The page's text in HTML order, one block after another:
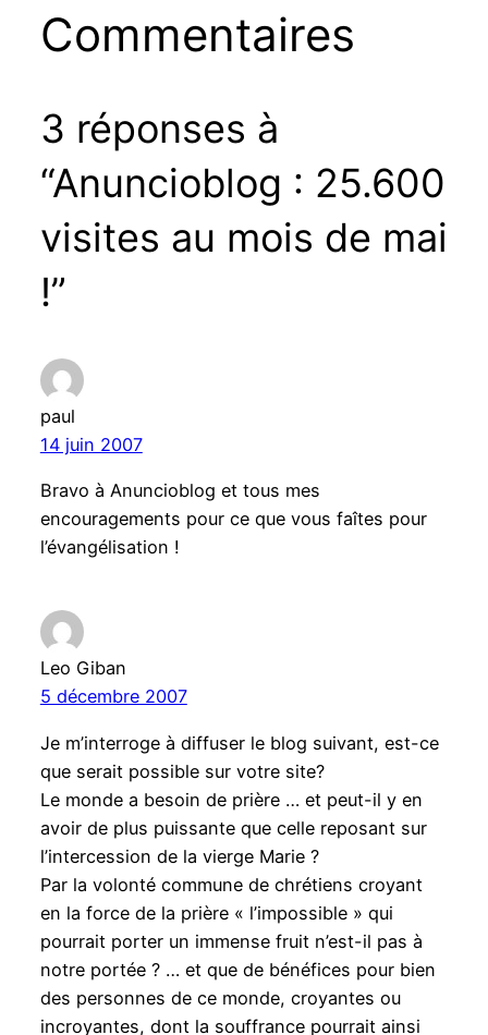
Commentaires
3 réponses à
“Anuncioblog : 25.600
visites au mois de mai
!”
paul
14 juin 2007
Bravo à Anuncioblog et tous mes
encouragements pour ce que vous faîtes pour
l’évangélisation !
Leo Giban
5 décembre 2007
Je m’interroge à diffuser le blog suivant, est-ce
que serait possible sur votre site?
Le monde a besoin de prière … et peut-il y en
avoir de plus puissante que celle reposant sur
l’intercession de la vierge Marie ?
Par la volonté commune de chrétiens croyant
en la force de la prière « l’impossible » qui
pourrait porter un immense fruit n’est-il pas à
notre portée ? … et que de bénéfices pour bien
des personnes de ce monde, croyantes ou
incroyantes, dont la souffrance pourrait ainsi